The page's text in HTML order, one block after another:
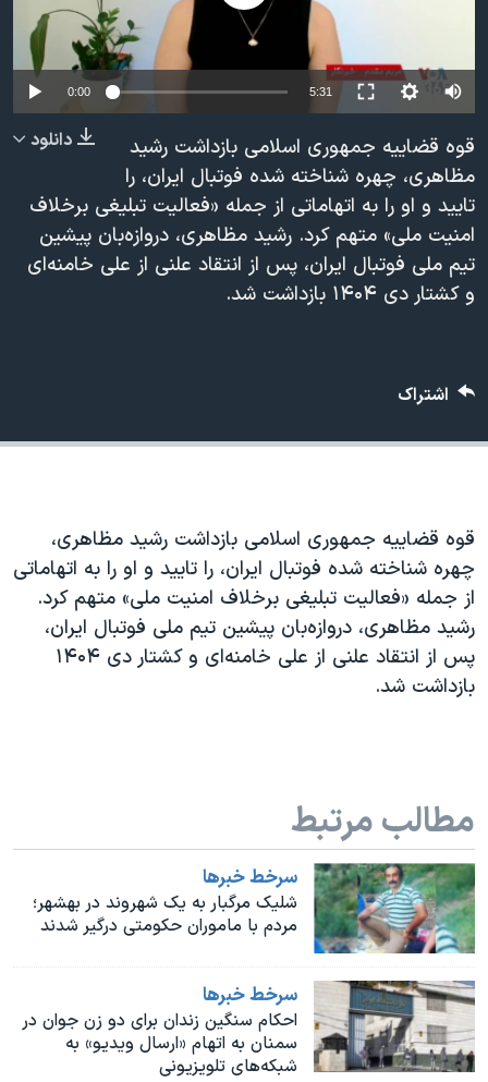
حقوق شهروندی
اقتصادی
علم و فناوری
اسرائیل در جنگ
گالری عکس
آرشیو پخش زنده
انتخابات ریاست جمهوری آمریکا ۲۰۲۴
حمله جمهوری اسلامی به اسرائیل
رمز مهسا
ورزش زنان در ایران
اعتراضات زن، زندگی، آزادی
مجموعه مستندهای دادخواهی
تریبونال مردمی آبان ۹۸
اعتراضات مردمی آبان ۹۸
نرگس محمدی برنده جایزه نوبل صلح
همایش محافظه‌کاران آمریکا «سی‌پک»
صفحه‌های ویژه
سفر پرزیدنت ترامپ به چین
زبانهای مختلف
Auto
240p
360p
480p
720p
1080p
0:00 5:31
480p
720p
1080p
دانلود
قوه قضاییه جمهوری اسلامی بازداشت رشید
مظاهری، چهره شناخته شده فوتبال ایران، را
تایید و او را به اتهاماتی از جمله «فعالیت تبلیغی برخلاف
امنیت ملی» متهم کرد. رشید مظاهری، دروازه‌بان پیشین
تیم ملی فوتبال ایران، پس از انتقاد علنی از علی خامنه‌ای
و کشتار دی ۱۴۰۴ بازداشت شد.
اشتراک
قوه قضاییه جمهوری اسلامی بازداشت رشید مظاهری،
چهره شناخته شده فوتبال ایران، را تایید و او را به اتهاماتی
از جمله «فعالیت تبلیغی برخلاف امنیت ملی» متهم کرد.
رشید مظاهری، دروازه‌بان پیشین تیم ملی فوتبال ایران،
پس از انتقاد علنی از علی خامنه‌ای و کشتار دی ۱۴۰۴
بازداشت شد.
مطالب مرتبط
سرخط خبرها
شلیک مرگبار به یک شهروند در بهشهر؛
مردم با ماموران حکومتی درگیر شدند
سرخط خبرها
احکام سنگین زندان برای دو زن جوان در
سمنان به اتهام «ارسال ویدیو» به
شبکه‌های تلویزیونی